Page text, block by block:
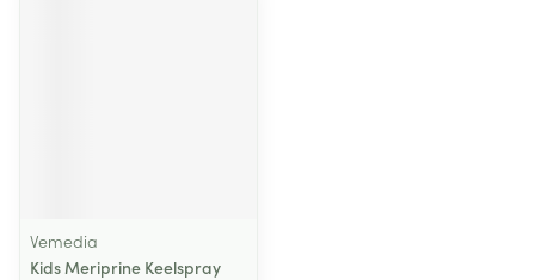
Vemedia
Kids Meriprine Keelspray